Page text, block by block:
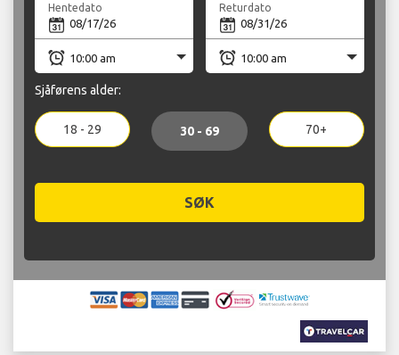
Hentedato Returdato
Sjåførens alder:
18 - 29 30 - 69 70+
SØK